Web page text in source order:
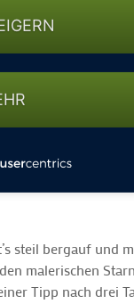
steil bergauf und
malerischen
Tipp nach drei